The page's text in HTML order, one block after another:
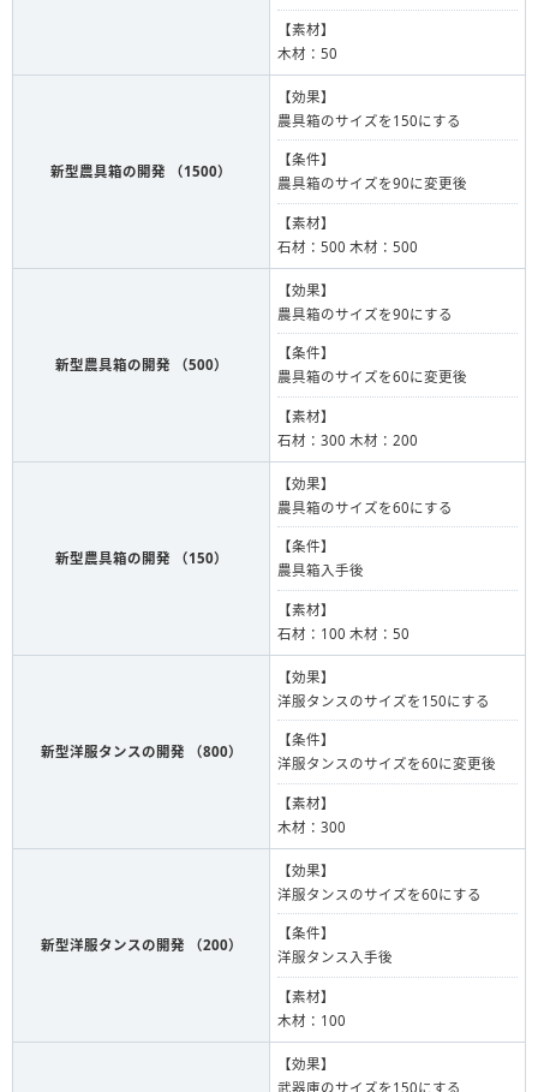
【素材】
木材：50
新型農具箱の開発 （1500）
【効果】
農具箱のサイズを150にする
【条件】
農具箱のサイズを90に変更後
【素材】
石材：500 木材：500
新型農具箱の開発 （500）
【効果】
農具箱のサイズを90にする
【条件】
農具箱のサイズを60に変更後
【素材】
石材：300 木材：200
新型農具箱の開発 （150）
【効果】
農具箱のサイズを60にする
【条件】
農具箱入手後
【素材】
石材：100 木材：50
新型洋服タンスの開発 （800）
【効果】
洋服タンスのサイズを150にする
【条件】
洋服タンスのサイズを60に変更後
【素材】
木材：300
新型洋服タンスの開発 （200）
【効果】
洋服タンスのサイズを60にする
【条件】
洋服タンス入手後
【素材】
木材：100
【効果】
武器庫のサイズを150にする